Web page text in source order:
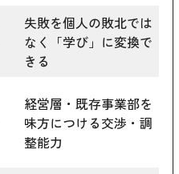
失敗を個人の敗北では
なく「学び」に変換で
きる
経営層・既存事業部を
味方につける交渉・調
整能力